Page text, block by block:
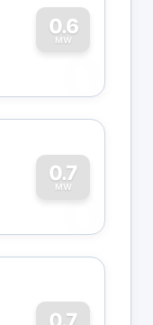
0.6
MW
0
0.7
MW
0
0.7